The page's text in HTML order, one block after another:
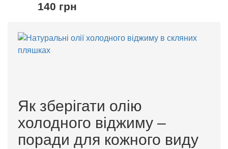
140 грн
Як зберігати олію
холодного віджиму –
поради для кожного виду